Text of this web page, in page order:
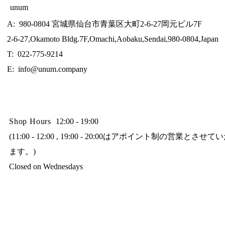
unum
A: 980-0804 宮城県仙台市青葉区大町2-6-27岡元ビル7F
2-6-27,Okamoto Bldg.7F,Omachi,Aobaku,Sendai,980-0804,Japan
T: 022-775-9214
E: info@unum.company
Shop Hours
12:00 - 19:00
(11:00 - 12:00 , 19:00 - 20:00はアポイント制の営業とさせて
ます。)
Closed on Wednesdays​